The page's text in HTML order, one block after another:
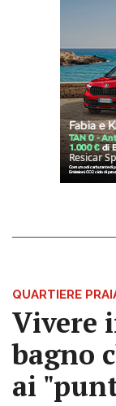
QUARTIERE
Vivere
bagno
ai